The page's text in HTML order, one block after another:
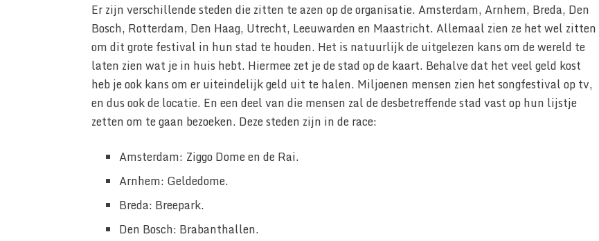
Er zijn verschillende steden die zitten te azen op de organisatie. Amsterdam, Arnhem, Breda, Den
Bosch, Rotterdam, Den Haag, Utrecht, Leeuwarden en Maastricht. Allemaal zien ze het wel zitten
om dit grote festival in hun stad te houden. Het is natuurlijk de uitgelezen kans om de wereld te
laten zien wat je in huis hebt. Hiermee zet je de stad op de kaart. Behalve dat het veel geld kost
heb je ook kans om er uiteindelijk geld uit te halen. Miljoenen mensen zien het songfestival op tv,
en dus ook de locatie. En een deel van die mensen zal de desbetreffende stad vast op hun lijstje
zetten om te gaan bezoeken. Deze steden zijn in de race:
Amsterdam: Ziggo Dome en de Rai.
Arnhem: Geldedome.
Breda: Breepark.
Den Bosch: Brabanthallen.